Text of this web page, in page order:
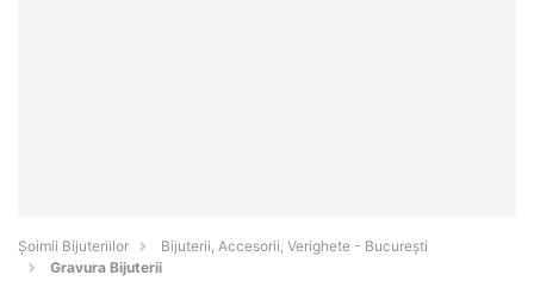
Şoimii Bijuteriilor
Bijuterii, Accesorii, Verighete - Bucureşti
Gravura Bijuterii